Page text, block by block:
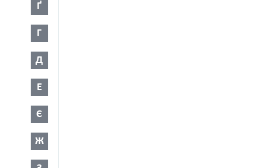
Ґ
Г
Д
Е
Є
Ж